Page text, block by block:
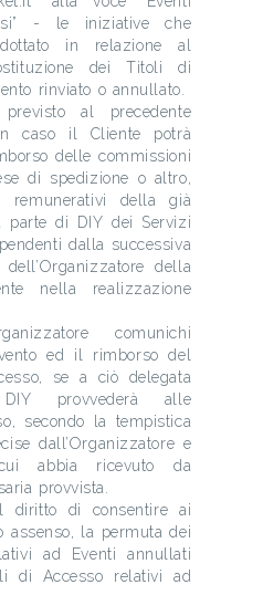
- le iniziative che
in relazione al
dei Titoli di
rinviato o annullato.
al precedente
caso il Cliente potrà
delle commissioni
di spedizione o altro,
remunerativi della già
parte di DIY dei Servizi
dalla successiva
della
nella realizzazione
comunichi
ed il rimborso del
se a ciò delegata
DIY provvederà alle
secondo la tempistica
dall’Organizzatore e
abbia ricevuto da
provvista.
diritto di consentire ai
assenso, la permuta dei
ad Eventi annullati
di Accesso relativi ad